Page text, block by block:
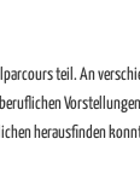
teil. An
herausfinden